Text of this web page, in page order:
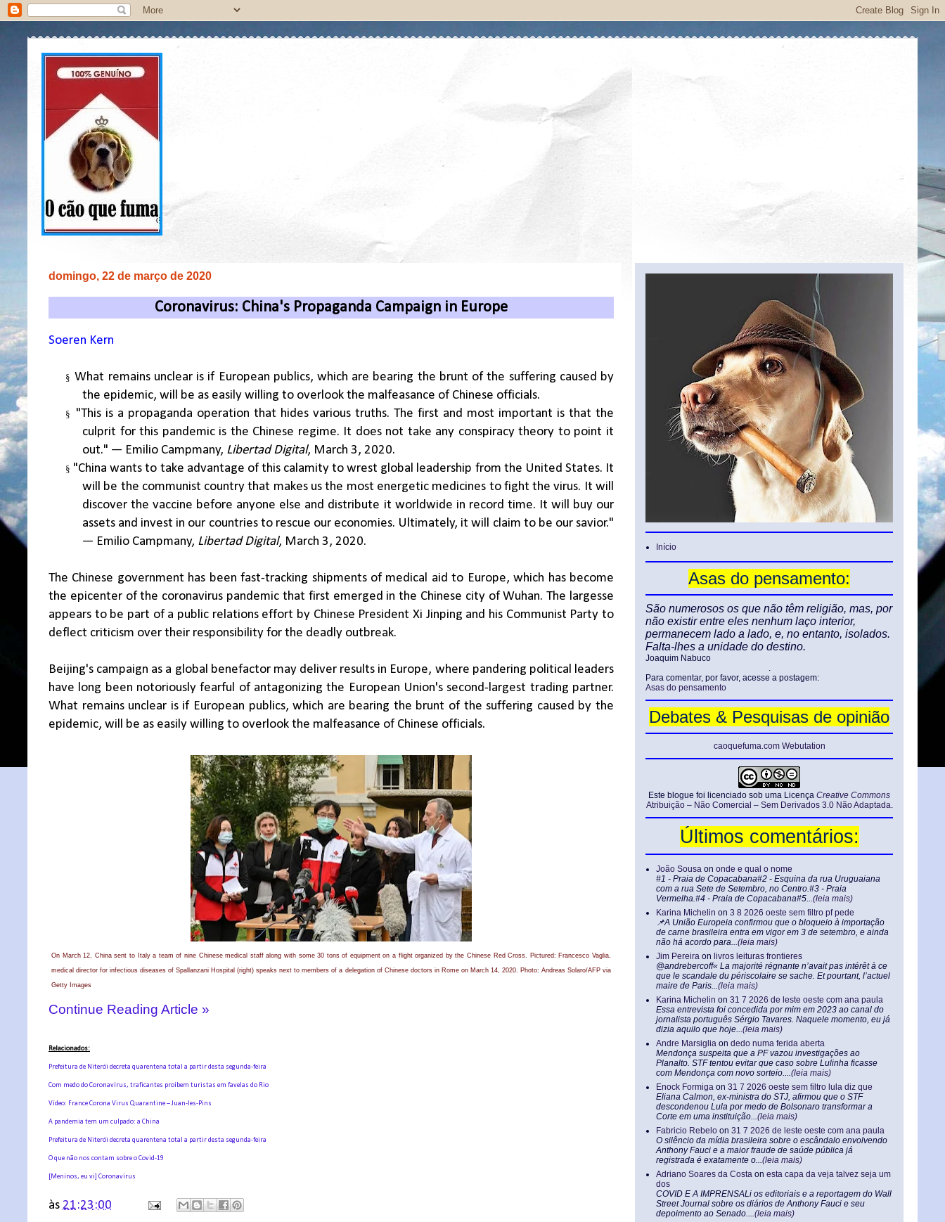
domingo, 22 de março de 2020
Coronavirus: China's Propaganda Campaign in Europe
Soeren Kern
§ What remains unclear is if European publics, which are bearing the brunt of the suffering caused by
the epidemic, will be as easily willing to overlook the malfeasance of Chinese officials.
§
"This is a propaganda operation that hides various truths. The first and most important is that the
culprit for this pandemic is the Chinese regime. It does not take any conspiracy theory to point it
out." — Emilio Campmany, Libertad Digital, March 3, 2020.
§ "China wants to take advantage of this calamity to wrest global leadership from the United States. It
will be the communist country that makes us the most energetic medicines to fight the virus. It will
discover the vaccine before anyone else and distribute it worldwide in record time. It will buy our
assets and invest in our countries to rescue our economies. Ultimately, it will claim to be our savior."
— Emilio Campmany, Libertad Digital, March 3, 2020.
The Chinese government has been fast-tracking shipments of medical aid to Europe, which has become
the epicenter of the coronavirus pandemic that first emerged in the Chinese city of Wuhan. The largesse
appears to be part of a public relations effort by Chinese President Xi Jinping and his Communist Party to
deflect criticism over their responsibility for the deadly outbreak.
Beijing's campaign as a global benefactor may deliver results in Europe, where pandering political leaders
have long been notoriously fearful of antagonizing the European Union's second-largest trading partner.
What remains unclear is if European publics, which are bearing the brunt of the suffering caused by the
epidemic, will be as easily willing to overlook the malfeasance of Chinese officials.
On March 12, China sent to Italy a team of nine Chinese medical staff along with some 30 tons of equipment on a flight organized by the Chinese Red Cross. Pictured: Francesco Vaglia,
medical director for infectious diseases of Spallanzani Hospital (right) speaks next to members of a delegation of Chinese doctors in Rome on March 14, 2020. Photo: Andreas Solaro/AFP via
Getty Images
Continue Reading Article »
Relacionados:
Prefeitura de Niterói decreta quarentena total a partir desta segunda-feira
Com medo do Coronavírus, traficantes proíbem turistas em favelas do Rio
Vídeo: France Corona Virus Quarantine – Juan-les-Pins
A pandemia tem um culpado: a China
Prefeitura de Niterói decreta quarentena total a partir desta segunda-feira
O que não nos contam sobre o Covid-19
[Meninos, eu vi] Coronavírus
às 21:23:00
Início
Asas do pensamento:
São numerosos os que não têm religião, mas, por
não existir entre eles nenhum laço interior,
permanecem lado a lado, e, no entanto, isolados.
Falta-lhes a unidade do destino.
Joaquim Nabuco
.
Para comentar, por favor, acesse a postagem:
Asas do pensamento
Debates & Pesquisas de opinião
caoquefuma.com Webutation
Este blogue foi licenciado sob uma Licença Creative Commons
Atribuição – Não Comercial – Sem Derivados 3.0 Não Adaptada.
Últimos comentários:
João Sousa on onde e qual o nome
#1 - Praia de Copacabana#2 - Esquina da rua Uruguaiana
com a rua Sete de Setembro, no Centro.#3 - Praia
Vermelha.#4 - Praia de Copacabana#5...(leia mais)
Karina Michelin on 3 8 2026 oeste sem filtro pf pede
📌A União Europeia confirmou que o bloqueio à importação
de carne brasileira entra em vigor em 3 de setembro, e ainda
não há acordo para...(leia mais)
Jim Pereira on livros leituras frontieres
@andrebercoff« La majorité régnante n’avait pas intérêt à ce
que le scandale du périscolaire se sache. Et pourtant, l’actuel
maire de Paris...(leia mais)
Karina Michelin on 31 7 2026 de leste oeste com ana paula
Essa entrevista foi concedida por mim em 2023 ao canal do
jornalista português Sérgio Tavares. Naquele momento, eu já
dizia aquilo que hoje...(leia mais)
Andre Marsiglia on dedo numa ferida aberta
Mendonça suspeita que a PF vazou investigações ao
Planalto. STF tentou evitar que caso sobre Lulinha ficasse
com Mendonça com novo sorteio....(leia mais)
Enock Formiga on 31 7 2026 oeste sem filtro lula diz que
Eliana Calmon, ex-ministra do STJ, afirmou que o STF
descondenou Lula por medo de Bolsonaro transformar a
Corte em uma instituição...(leia mais)
Fabricio Rebelo on 31 7 2026 de leste oeste com ana paula
O silêncio da mídia brasileira sobre o escândalo envolvendo
Anthony Fauci e a maior fraude de saúde pública já
registrada é exatamente o...(leia mais)
Adriano Soares da Costa on esta capa da veja talvez seja um
dos
COVID E A IMPRENSALi os editoriais e a reportagem do Wall
Street Journal sobre os diários de Anthony Fauci e seu
depoimento ao Senado....(leia mais)